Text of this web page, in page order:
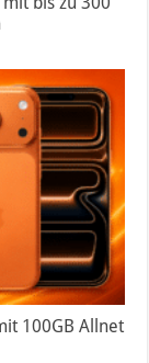
100GB Allnet